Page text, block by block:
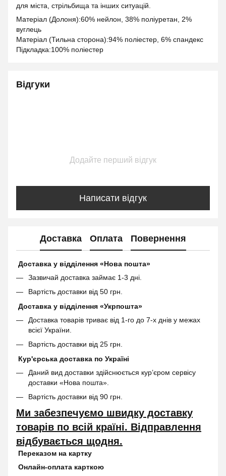
для міста, стрільбища та інших ситуацій.
Матеріал (Долоня):60% нейлон, 38% поліуретан, 2%
вуглець
Матеріал (Тильна сторона):94% поліестер, 6% спандекс
Підкладка:100% поліестер
Відгуки
Додайте перший відгук
Написати відгук
Доставка Оплата Повернення
Доставка у відділення «Нова пошта»
Зазвичай доставка займає 1-3 дні.
Вартість доставки від 50 грн.
Доставка у відділення «Укрпошта»
Доставка товарів триває від 1-го до 7-х днів у межах
всієї України.
Вартість доставки від 25 грн.
Кур'єрська доставка по Україні
Даний вид доставки здійснюється кур’єром сервісу
доставки «Нова пошта».
Вартість доставки від 90 грн.
Ми забезпечуємо швидку доставку
товарів по всій країні. Відправлення
відбувається щодня.
Переказом на картку
Онлайн-оплата карткою